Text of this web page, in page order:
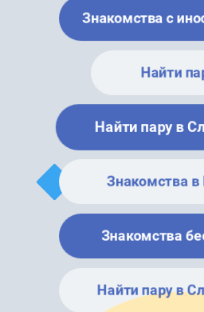
Знакомства с
Найти
Найти пару в
Знакомства в
Знакомства
Найти пару в